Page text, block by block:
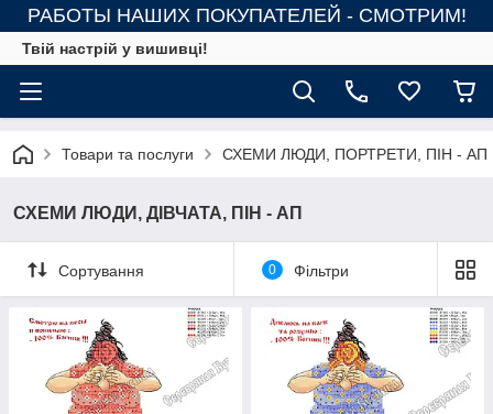
РАБОТЫ НАШИХ ПОКУПАТЕЛЕЙ - СМОТРИМ!
Твій настрій у вишивці!
Товари та послуги СХЕМИ ЛЮДИ, ПОРТРЕТИ, ПІН - АП
СХЕМИ ЛЮДИ, ДІВЧАТА, ПІН - АП
Сортування 0 Фільтри